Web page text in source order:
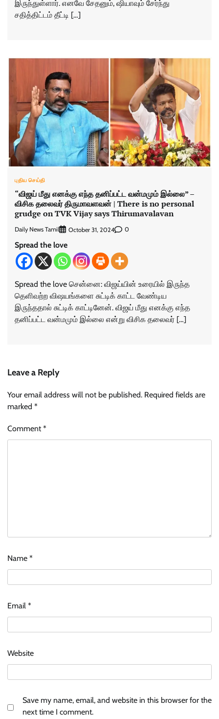
இருந்துள்ளார். எனவே சேதனும், ஷியாவும் சேர்ந்து
சதித்திட்டம் தீட்டி […]
புதிய செய்தி
“விஜய் மீது எனக்கு எந்த தனிப்பட்ட வன்மமும் இல்லை” –
விசிக தலைவர் திருமாவளவன் | There is no personal
grudge on TVK Vijay says Thirumavalavan
Daily News Tamil October 31, 2024 0
Spread the love
Spread the love சென்னை: விஜய்யின் உரையில் இருந்த
தெளிவற்ற விஷயங்களை சுட்டிக் காட்ட வேண்டிய
இருந்ததால் சுட்டிக் காட்டினேன். விஜய் மீது எனக்கு எந்த
தனிப்பட்ட வன்மமும் இல்லை என்று விசிக தலைவர் […]
Leave a Reply
Your email address will not be published. Required fields are
marked *
Comment*
Name *
Email *
Website
Save my name, email, and website in this browser for the
next time I comment.